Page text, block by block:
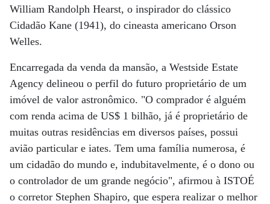
William Randolph Hearst, o inspirador do clássico
Cidadão Kane (1941), do cineasta americano Orson
Welles.
Encarregada da venda da mansão, a Westside Estate
Agency delineou o perfil do futuro proprietário de um
imóvel de valor astronômico. "O comprador é alguém
com renda acima de US$ 1 bilhão, já é proprietário de
muitas outras residências em diversos países, possui
avião particular e iates. Tem uma família numerosa, é
um cidadão do mundo e, indubitavelmente, é o dono ou
o controlador de um grande negócio", afirmou à ISTOÉ
o corretor Stephen Shapiro, que espera realizar o melhor